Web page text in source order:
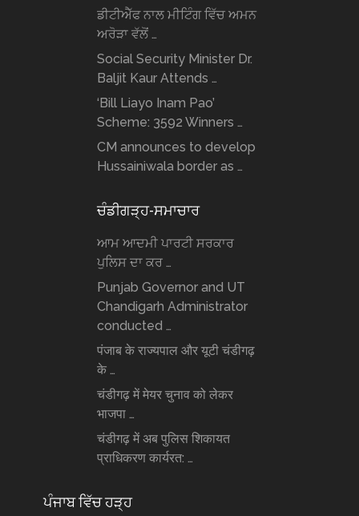
ਡੀਟੀਐੱਫ ਨਾਲ ਮੀਟਿੰਗ ਵਿੱਚ ਅਮਨ
ਅਰੋੜਾ ਵੱਲੋਂ …
Social Security Minister Dr.
Baljit Kaur Attends …
‘Bill Liayo Inam Pao’
Scheme: 3592 Winners …
CM announces to develop
Hussainiwala border as …
ਚੰਡੀਗੜ੍ਹ-ਸਮਾਚਾਰ
ਆਮ ਆਦਮੀ ਪਾਰਟੀ ਸਰਕਾਰ
ਪੁਲਿਸ ਦਾ ਕਰ …
Punjab Governor and UT
Chandigarh Administrator
conducted …
पंजाब के राज्यपाल और यूटी चंडीगढ़
के …
चंडीगढ़ में मेयर चुनाव को लेकर
भाजपा …
चंडीगढ़ में अब पुलिस शिकायत
प्राधिकरण कार्यरत: …
ਪੰਜਾਬ ਵਿੱਚ ਹੜ੍ਹ